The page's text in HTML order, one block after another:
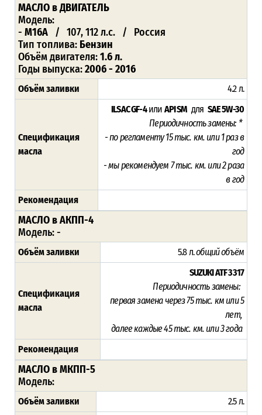
МАСЛО в ДВИГАТЕЛЬ
Модель:
- M16A / 107, 112 л.с. / Россия
Тип топлива: Бензин
Объём двигателя:1.6 л.
Годы выпуска:2006 - 2016
Объём заливки 4.2 л.
Спецификация
масла
ILSAC GF-4или API SM для SAE 5W-30
Периодичность замены: *
- по регламенту 15тыс. км. или 1 раз в
год
- мы рекомендуем 7 тыс. км. или 2 раза
в год
Рекомендация
МАСЛО в АКПП-4
Модель: -
Объём заливки 5.8 л.общий объём
Спецификация
масла
SUZUKI ATF 3317
Периодичность замены:
первая замена через 75тыс. км или 5
лет,
далее каждые 45 тыс. км. или 3 года
Рекомендация
МАСЛО в МКПП-5
Модель:
Объём заливки 2.5 л.